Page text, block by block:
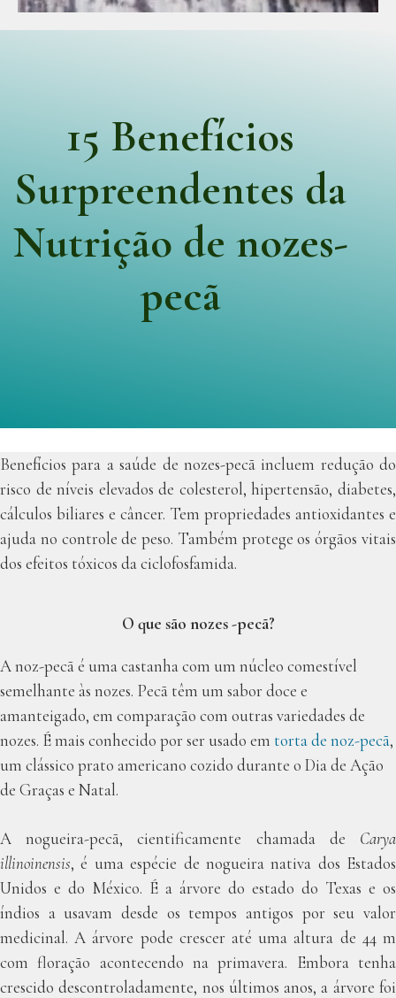
15 Benefícios
Surpreendentes da
Nutrição de nozes-
pecã
Benefícios para a saúde de nozes-pecã incluem redução do
risco de níveis elevados de colesterol, hipertensão, diabetes,
cálculos biliares e câncer. Tem propriedades antioxidantes e
ajuda no controle de peso. Também protege os órgãos vitais
dos efeitos tóxicos da ciclofosfamida.
O que são nozes -pecã?
A noz-pecã é uma castanha com um núcleo comestível
semelhante às nozes. Pecã têm um sabor doce e
amanteigado, em comparação com outras variedades de
nozes. É mais conhecido por ser usado em torta de noz-pecã,
um clássico prato americano cozido durante o Dia de Ação
de Graças e Natal.
A nogueira-pecã, cientificamente chamada de Carya
illinoinensis, é uma espécie de nogueira nativa dos Estados
Unidos e do México. É a árvore do estado do Texas e os
índios a usavam desde os tempos antigos por seu valor
medicinal. A árvore pode crescer até uma altura de 44 m
com floração acontecendo na primavera. Embora tenha
crescido descontroladamente, nos últimos anos, a árvore foi